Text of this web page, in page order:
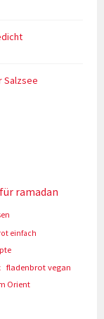
Salzsee
ramadan
einfach
fladenbrot vegan
Orient